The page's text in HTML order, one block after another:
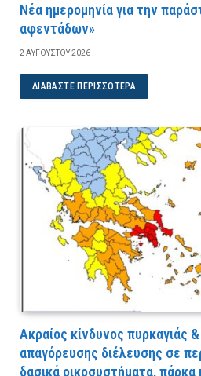
Νέα ημερομηνία για την
αφεντάδων»
2 ΑΥΓΟΎΣΤΟΥ 2026
ΔΙΑΒΆΣΤΕ ΠΕΡΙΣΣΌΤΕΡΑ
Ακραίος κίνδυνος πυρκαγιάς
απαγόρευσης διέλευσης σε
δασικά οικοσυστήματα, πάρκα